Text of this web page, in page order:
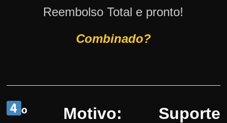
Reembolso Total e pronto!
Combinado?
º Motivo: Suporte